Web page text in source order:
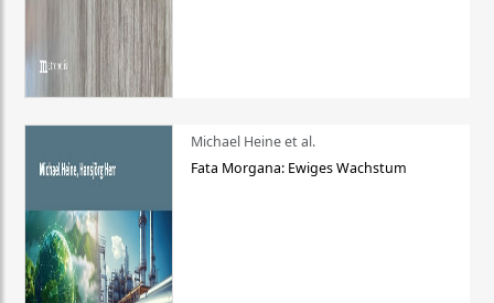
Michael Heine et al.
Fata Morgana: Ewiges Wachstum